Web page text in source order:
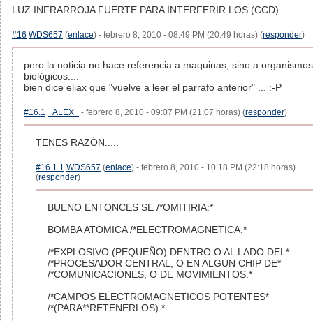
LUZ INFRARROJA FUERTE PARA INTERFERIR LOS (CCD)
#16 WDS657 (enlace) - febrero 8, 2010 - 08:49 PM (20:49 horas) (responder)
pero la noticia no hace referencia a maquinas, sino a organismos
biológicos....
bien dice eliax que "vuelve a leer el parrafo anterior" ... :-P
#16.1 _ALEX_ - febrero 8, 2010 - 09:07 PM (21:07 horas) (responder)
TENES RAZÓN.....
#16.1.1 WDS657 (enlace) - febrero 8, 2010 - 10:18 PM (22:18 horas)
(responder)
BUENO ENTONCES SE /*OMITIRIA:*
BOMBA ATOMICA /*ELECTROMAGNETICA.*
/*EXPLOSIVO (PEQUEÑO) DENTRO O AL LADO DEL*
/*PROCESADOR CENTRAL, O EN ALGUN CHIP DE*
/*COMUNICACIONES, O DE MOVIMIENTOS.*
/*CAMPOS ELECTROMAGNETICOS POTENTES*
/*(PARA**RETENERLOS).*